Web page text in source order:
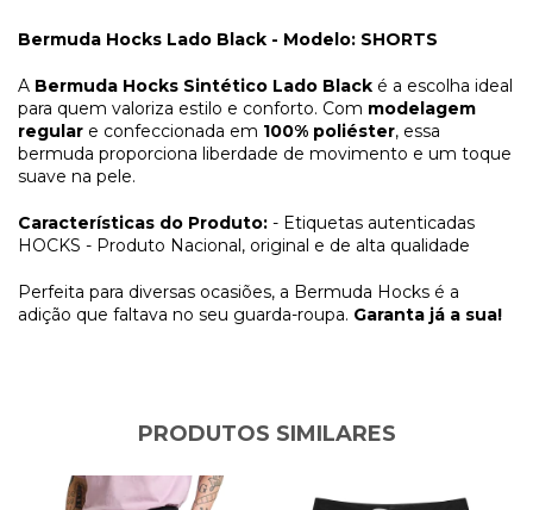
Bermuda Hocks Lado Black - Modelo: SHORTS
A Bermuda Hocks Sintético Lado Black é a escolha ideal
para quem valoriza estilo e conforto. Com modelagem
regular e confeccionada em 100% poliéster, essa
bermuda proporciona liberdade de movimento e um toque
suave na pele.
Características do Produto: - Etiquetas autenticadas
HOCKS - Produto Nacional, original e de alta qualidade
Perfeita para diversas ocasiões, a Bermuda Hocks é a
adição que faltava no seu guarda-roupa. Garanta já a sua!
PRODUTOS SIMILARES